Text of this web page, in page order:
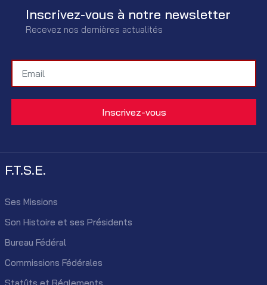
Inscrivez-vous à notre newsletter
Recevez nos dernières actualités
F.T.S.E.
Ses Missions
Son Histoire et ses Présidents
Bureau Fédéral
Commissions Fédérales